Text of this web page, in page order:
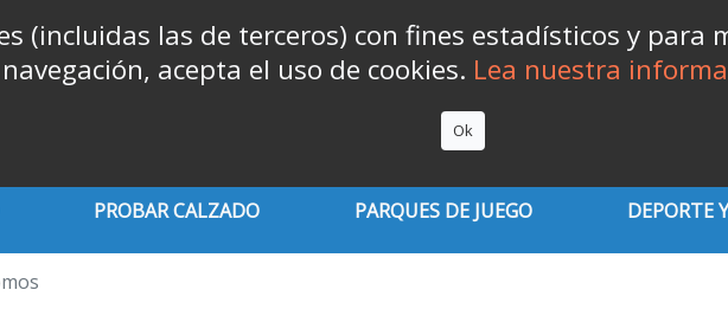
PROBAR CALZADO PARQUES DE JUEGO DEPORTE
(incluidas las de terceros) con fines estadísticos y para
acepta el uso de cookies. Lea nuestra
Ok